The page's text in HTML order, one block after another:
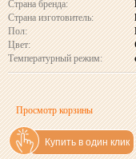
Страна бренда:
Страна изготовитель:
Пол:
Цвет:
Температурный режим:
Просмотр корзины
Купить в один клик